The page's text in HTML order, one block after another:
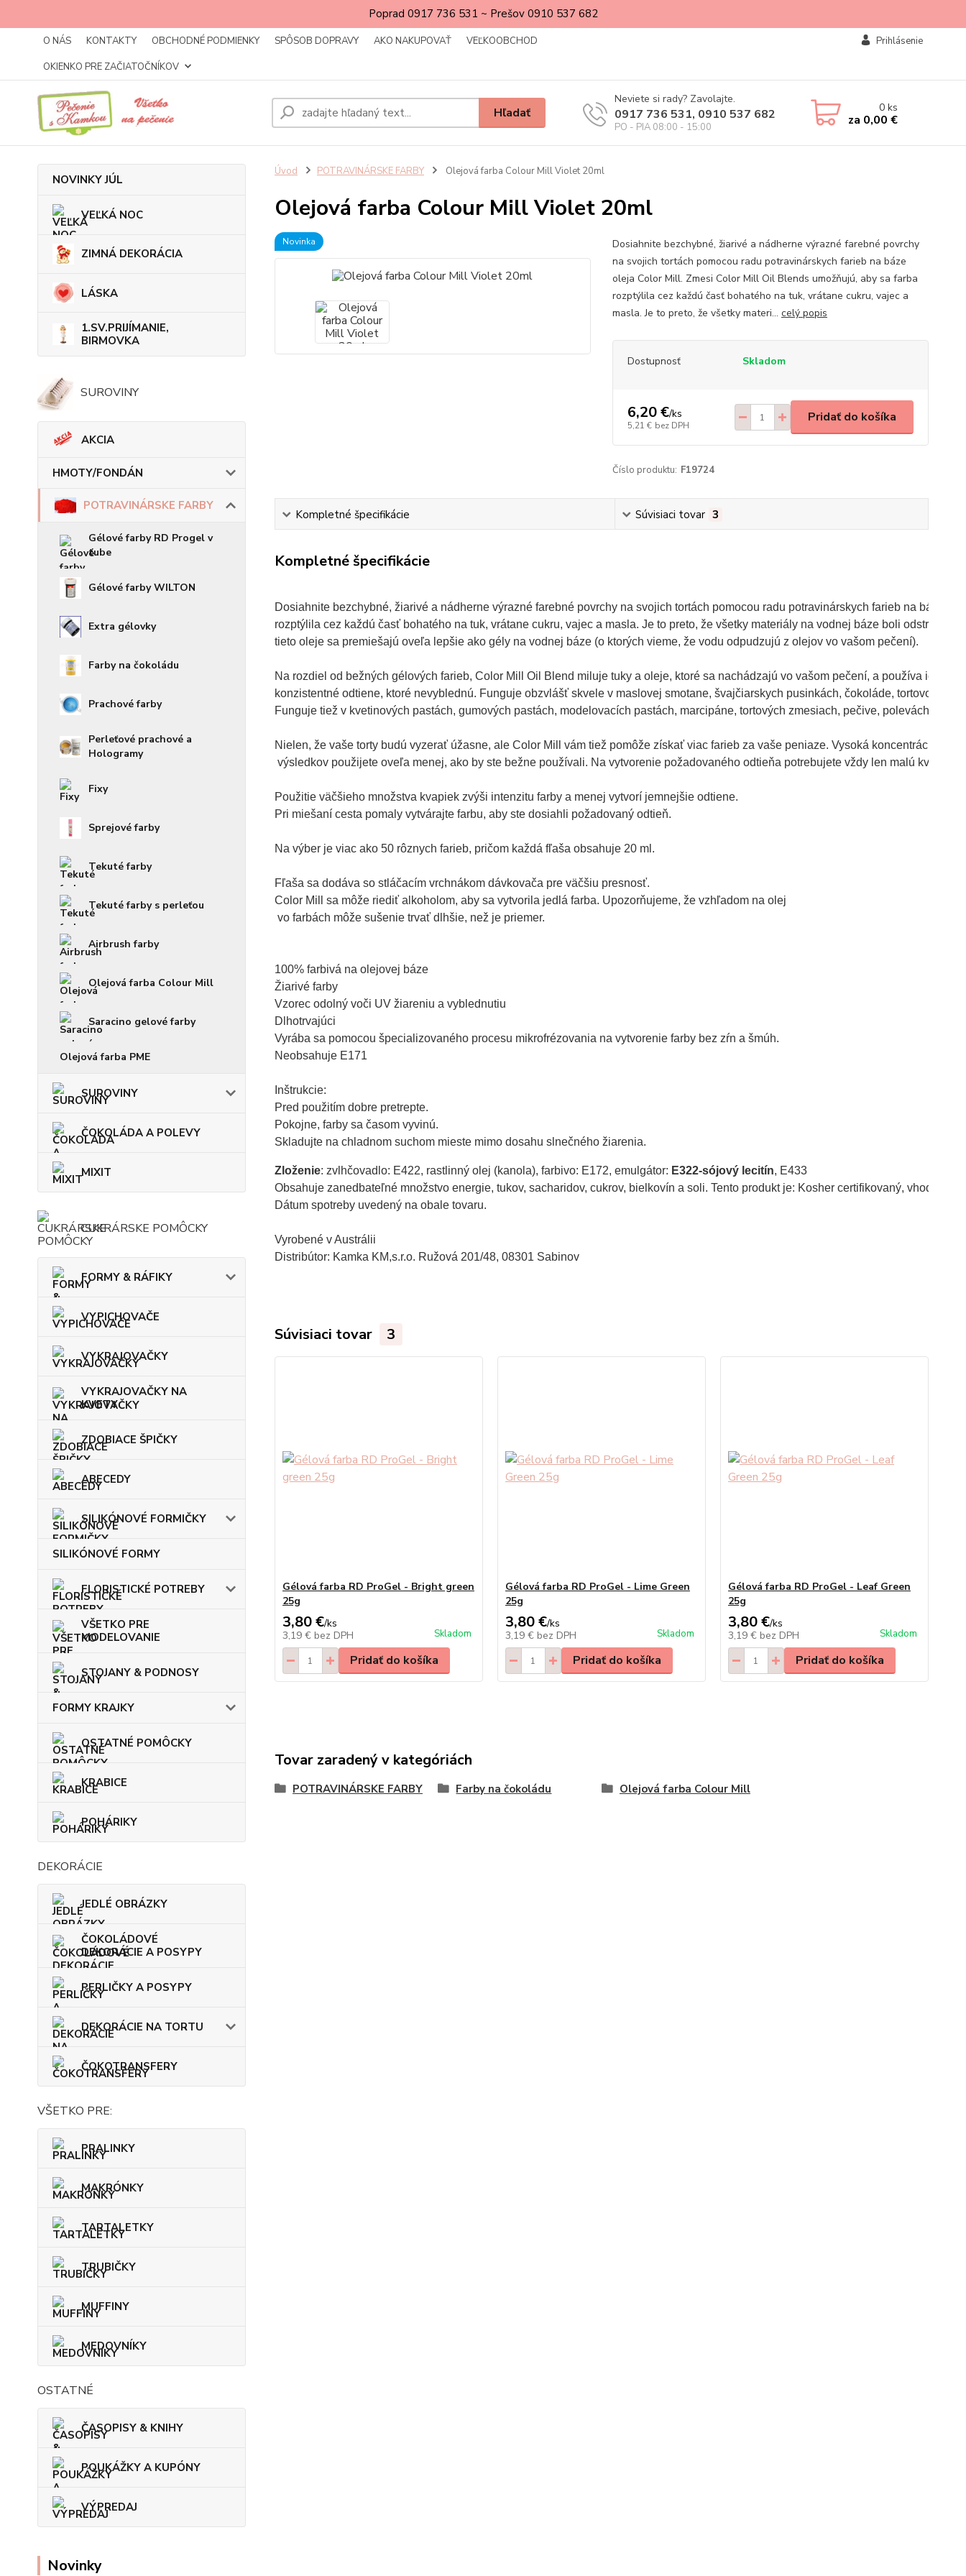
Poprad 0917 736 531 ~ Prešov 0910 537 682
O NÁS KONTAKTY OBCHODNÉ PODMIENKY SPÔSOB DOPRAVY AKO NAKUPOVAŤ
VEĽKOOBCHOD
OKIENKO PRE ZAČIATOČNÍKOV
Prihlásenie
Hľadať
Neviete si rady? Zavolajte.
0917 736 531, 0910 537 682
PO - PIA 08:00 - 15:00
0ks
za 0,00 €
NOVINKY JÚL
VEĽKÁ NOC
ZIMNÁ DEKORÁCIA
LÁSKA
1.SV.PRIJÍMANIE,
BIRMOVKA
SUROVINY
AKCIA
HMOTY/FONDÁN
POTRAVINÁRSKE FARBY
Gélové farby RD Progel v
tube
Gélové farby WILTON
Extra gélovky
Farby na čokoládu
Prachové farby
Perleťové prachové a
Hologramy
Fixy
Sprejové farby
Tekuté farby
Tekuté farby s perleťou
Airbrush farby
Olejová farba Colour Mill
Saracino gelové farby
Olejová farba PME
SUROVINY
ČOKOLÁDA A POLEVY
MIXIT
CUKRÁRSKE POMÔCKY
FORMY & RÁFIKY
VYPICHOVAČE
VYKRAJOVAČKY
VYKRAJOVAČKY NA
KVETY
ZDOBIACE ŠPIČKY
ABECEDY
SILIKÓNOVÉ FORMIČKY
SILIKÓNOVÉ FORMY
FLORISTICKÉ POTREBY
VŠETKO PRE
MODELOVANIE
STOJANY & PODNOSY
FORMY KRAJKY
OSTATNÉ POMÔCKY
KRABICE
POHÁRIKY
DEKORÁCIE
JEDLÉ OBRÁZKY
ČOKOLÁDOVÉ
DEKORÁCIE A POSYPY
PERLIČKY A POSYPY
DEKORÁCIE NA TORTU
ČOKOTRANSFERY
VŠETKO PRE:
PRALINKY
MAKRÓNKY
TARTALETKY
TRUBIČKY
MUFFINY
MEDOVNÍKY
OSTATNÉ
ČASOPISY & KNIHY
POUKÁŽKY A KUPÓNY
VÝPREDAJ
Novinky
Úvod POTRAVINÁRSKE FARBY Olejová farba Colour Mill Violet 20ml
Olejová farba Colour Mill Violet 20ml
Novinka
Dosiahnite bezchybné, žiarivé a nádherne výrazné farebné povrchy
na svojich tortách pomocou radu potravinárskych farieb na báze
oleja Color Mill. Zmesi Color Mill Oil Blends umožňujú, aby sa farba
rozptýlila cez každú časť bohatého na tuk, vrátane cukru, vajec a
masla. Je to preto, že všetky materi... celý popis
Dostupnosť Skladom
6,20 €/ks
5,21 € bez DPH
Pridať do košíka
Číslo produktu: F19724
Kompletné špecifikácie Súvisiaci tovar 3
Kompletné špecifikácie
Dosiahnite bezchybné, žiarivé a nádherne výrazné farebné povrchy na svojich tortách pomocou radu potravinárskych farieb na báze
rozptýlila cez každú časť bohatého na tuk, vrátane cukru, vajec a masla. Je to preto, že všetky materiály na vodnej báze boli
tieto oleje sa premiešajú oveľa lepšie ako gély na vodnej báze (o ktorých vieme, že vodu odpudzujú z olejov vo vašom pečení).
Na rozdiel od bežných gélových farieb, Color Mill Oil Blend miluje tuky a oleje, ktoré sa nachádzajú vo vašom pečení, a používa ich
konzistentné odtiene, ktoré nevyblednú. Funguje obzvlášť skvele v maslovej smotane, švajčiarskych pusinkách, čokoláde, tortovom
Funguje tiež v kvetinových pastách, gumových pastách, modelovacích pastách, marcipáne, tortových zmesiach, pečive, polevách,
Nielen, že vaše torty budú vyzerať úžasne, ale Color Mill vám tiež pomôže získať viac farieb za vaše peniaze. Vysoká koncentrácia
výsledkov použijete oveľa menej, ako by ste bežne používali. Na vytvorenie požadovaného odtieňa potrebujete vždy len malú kvapku
Použitie väčšieho množstva kvapiek zvýši intenzitu farby a menej vytvorí jemnejšie odtiene.
Pri miešaní cesta pomaly vytvárajte farbu, aby ste dosiahli požadovaný odtieň.
Na výber je viac ako 50 rôznych farieb, pričom každá fľaša obsahuje 20 ml.
Fľaša sa dodáva so stláčacím vrchnákom dávkovača pre väčšiu presnosť.
Color Mill sa môže riediť alkoholom, aby sa vytvorila jedlá farba. Upozorňujeme, že vzhľadom na olej
vo farbách môže sušenie trvať dlhšie, než je priemer.
100% farbivá na olejovej báze
Žiarivé farby
Vzorec odolný voči UV žiareniu a vyblednutiu
Dlhotrvajúci
Vyrába sa pomocou špecializovaného procesu mikrofrézovania na vytvorenie farby bez zŕn a šmúh.
Neobsahuje E171
Inštrukcie:
Pred použitím dobre pretrepte.
Pokojne, farby sa časom vyvinú.
Skladujte na chladnom suchom mieste mimo dosahu slnečného žiarenia.
Zloženie: zvlhčovadlo: E422, rastlinný olej (kanola), farbivo: E172, emulgátor: E322-sójový lecitín, E433
Obsahuje zanedbateľné množstvo energie, tukov, sacharidov, cukrov, bielkovín a soli. Tento produkt je: Kosher certifikovaný, vhodný
Dátum spotreby uvedený na obale tovaru.
Vyrobené v Austrálii
Distribútor: Kamka KM,s.r.o. Ružová 201/48, 08301 Sabinov
Súvisiaci tovar 3
Gélová farba RD ProGel - Bright green
25g
3,80 €/ks
3,19 € bez DPH Skladom
Pridať do košíka
Gélová farba RD ProGel - Lime Green
25g
3,80 €/ks
3,19 € bez DPH Skladom
Pridať do košíka
Gélová farba RD ProGel - Leaf Green
25g
3,80 €/ks
3,19 € bez DPH Skladom
Pridať do košíka
Tovar zaradený v kategóriách
POTRAVINÁRSKE FARBY Farby na čokoládu Olejová farba Colour Mill